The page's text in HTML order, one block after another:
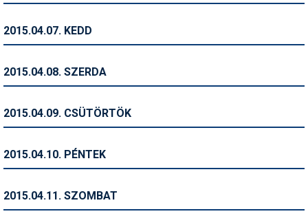
Magazinok
Pályázatok
Síbérletárak
2015.04.07. KEDD
2015.04.08. SZERDA
2015.04.09. CSÜTÖRTÖK
2015.04.10. PÉNTEK
2015.04.11. SZOMBAT